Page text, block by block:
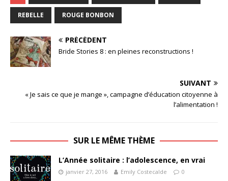
REBELLE ROUGE BONBON
PRÉCÉDENT
Bride Stories 8 : en pleines reconstructions !
SUIVANT
« Je sais ce que je mange », campagne d’éducation citoyenne à
l’alimentation !
SUR LE MÊME THÈME
L’Année solitaire : l’adolescence, en vrai
janvier 27, 2016 Emily Costecalde 0